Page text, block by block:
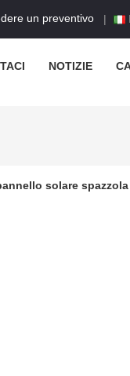
un preventivo |
NOTIZIE
solare spazzola